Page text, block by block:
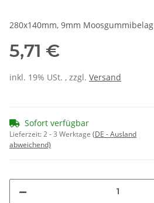
280x140mm, 9mm Moosgummibelag
5,71 €
inkl. 19% USt. , zzgl. Versand
Sofort verfügbar
Lieferzeit:2 - 3 Werktage (DE - Ausland
abweichend)